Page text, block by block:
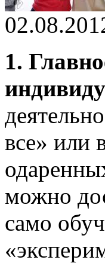
1.
все» или
можно
само